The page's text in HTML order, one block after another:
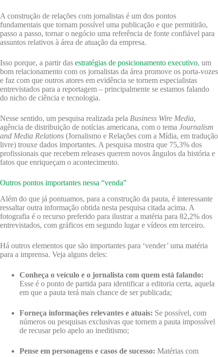
A construção de relações com jornalistas é um dos pontos
fundamentais que tornam possível uma publicação e que permitirão,
passo a passo, tornar o negócio uma referência de fonte confiável para
assuntos relativos à área de atuação da empresa.
Isso porque, a partir das estratégias de posicionamento executivo, um
bom relacionamento com os jornalistas da área promove os porta-vozes
e faz com que outros atores em evidência se tornem especialistas
entrevistados para a reportagem – principalmente se estamos falando
do nicho de ciência e tecnologia.
Nesse sentido, um pesquisa realizada pela Business Wire Media,
agência de distribuição de notícias americana, com o tema Journalism
and Media Relations (Jornalismo e Relações com a Mídia, em tradução
livre) trouxe dados importantes. A pesquisa mostra que 75,3% dos
profissionais que recebem releases querem novos ângulos da história e
fatos que enriqueçam o acontecimento.
Outros pontos importantes nessa “venda”
Além do que já pontuamos, para a construção da pauta, é interessante
ressaltar outra informação obtida nesta pesquisa citada acima. A
fotografia é o recurso preferido para ilustrar a matéria para 82,2% dos
entrevistados, com gráficos em segundo lugar e vídeos em terceiro.
Há outros elementos que são importantes para ‘vender’ uma matéria
para a imprensa. Veja alguns deles:
Conheça o veículo e o jornalista com quem está falando:
Esse é o ponto de partida para identificar a editoria certa, aquela
em que a pauta terá mais chance de ser publicada;
Forneça informações relevantes e atuais: Se possível, com
números ou pesquisas exclusivas que tornem a pauta impossível
de recusar pelo apelo ao ineditismo;
Pense em personagens e casos de sucesso: Matérias com